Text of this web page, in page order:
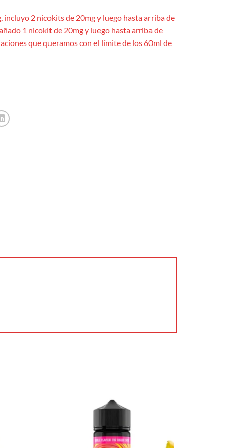
incluyo 2 nicokits de 20mg y luego hasta arriba de
1 nicokit de 20mg y luego hasta arriba de
que queramos con el límite de los 60ml de